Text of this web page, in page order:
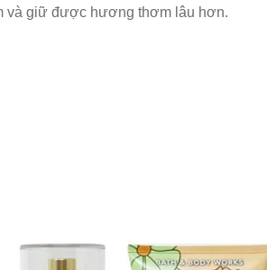
và giữ được hương thơm lâu hơn.